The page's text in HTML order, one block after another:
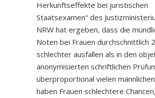
Herkunftseffekte bei juristischen
Staatsexamen“ des
NRW hat ergeben, dass die
Noten bei Frauen durchschnittlich
schlechter ausfallen als in den
anonymisierten schriftlichen
überproportional vielen
haben Frauen schlechtere